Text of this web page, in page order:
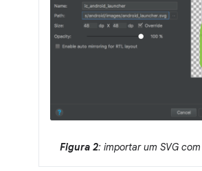
Figura 2: importar um SVG